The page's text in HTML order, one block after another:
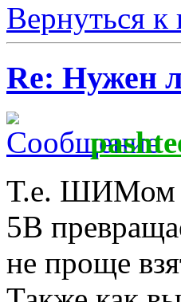
Вернуться к
Re:
Т.е. ШИМом
5В
не проще